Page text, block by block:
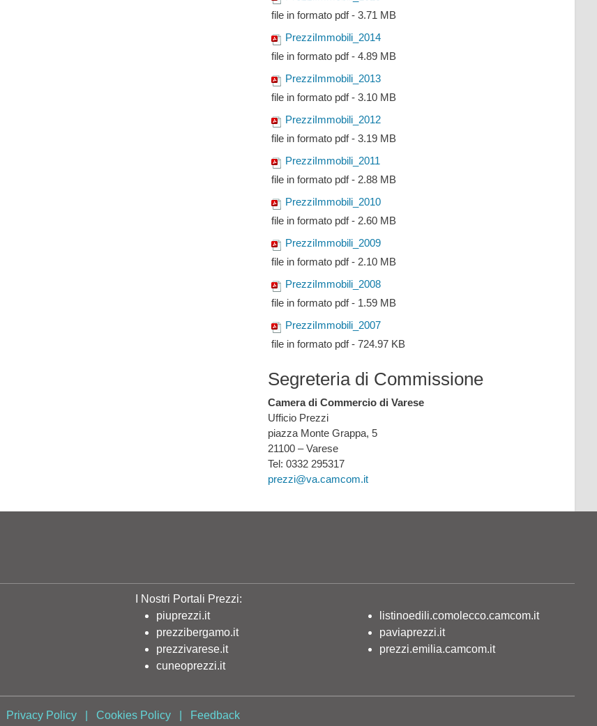
file in formato pdf - 3.71 MB
PrezziImmobili_2014
file in formato pdf - 4.89 MB
PrezziImmobili_2013
file in formato pdf - 3.10 MB
PrezziImmobili_2012
file in formato pdf - 3.19 MB
PrezziImmobili_2011
file in formato pdf - 2.88 MB
PrezziImmobili_2010
file in formato pdf - 2.60 MB
PrezziImmobili_2009
file in formato pdf - 2.10 MB
PrezziImmobili_2008
file in formato pdf - 1.59 MB
PrezziImmobili_2007
file in formato pdf - 724.97 KB
Segreteria di Commissione
Camera di Commercio di Varese
Ufficio Prezzi
piazza Monte Grappa, 5
21100 – Varese
Tel: 0332 295317
prezzi@va.camcom.it
I Nostri Portali Prezzi:
piuprezzi.it
prezzibergamo.it
prezzivarese.it
cuneoprezzi.it
listinoedili.comolecco.camcom.it
paviaprezzi.it
prezzi.emilia.camcom.it
Privacy Policy| Cookies Policy| Feedback